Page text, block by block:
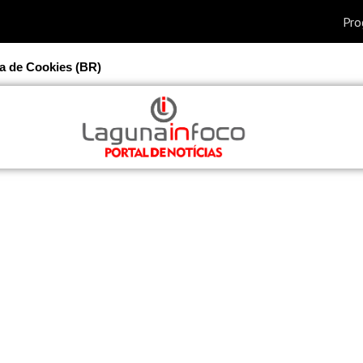
de Cookies (BR)